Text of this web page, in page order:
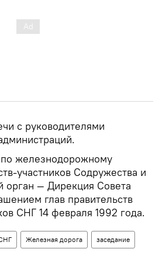
с руководителями
железнодорожному
участников Содружества и
орган — Дирекция Совета
глав правительств
СНГ 14 февраля 1992 года.
Железная дорога заседание